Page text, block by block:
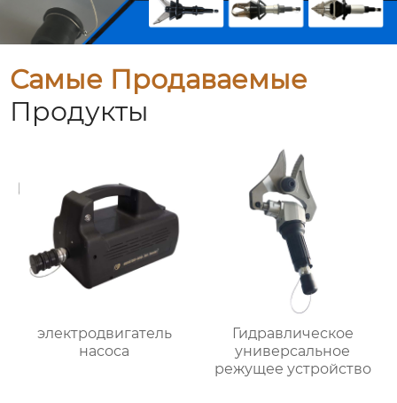
Самые Продаваемые
Продукты
электродвигатель
насоса
Гидравлическое
универсальное
режущее устройство